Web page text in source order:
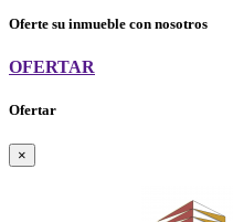
Oferte su inmueble con nosotros
OFERTAR
Ofertar
×